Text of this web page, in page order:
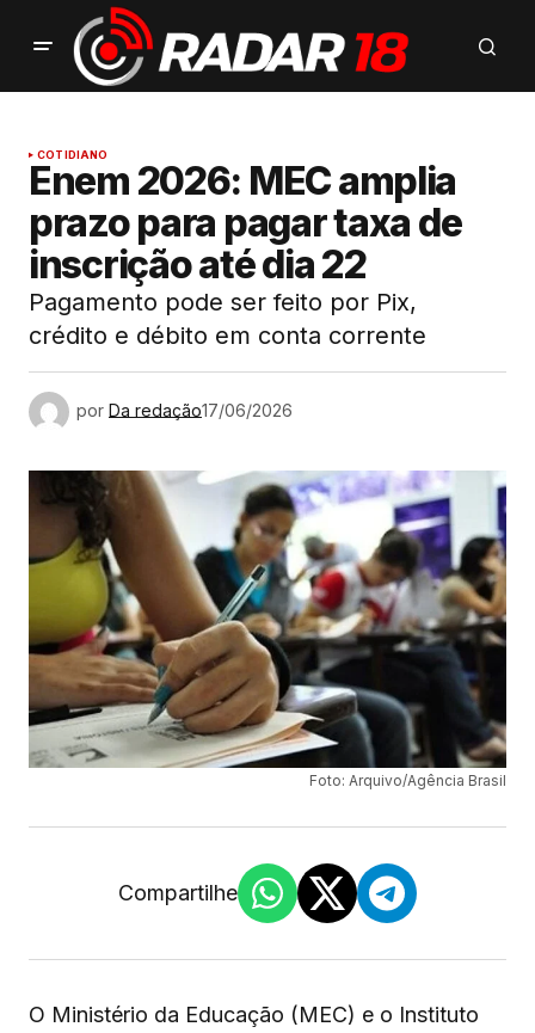
COTIDIANO
Enem 2026: MEC amplia
prazo para pagar taxa de
inscrição até dia 22
Pagamento pode ser feito por Pix,
crédito e débito em conta corrente
por Da redação17/06/2026
Foto: Arquivo/Agência Brasil
Compartilhe
O Ministério da Educação (MEC) e o Instituto